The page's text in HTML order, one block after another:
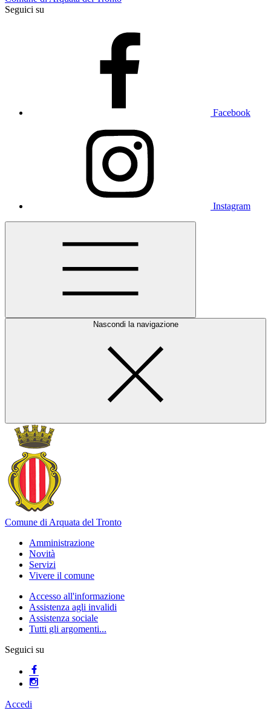
Seguici su
Facebook
Instagram
Nascondi la navigazione
Comune di Arquata del Tronto
Amministrazione
Novità
Servizi
Vivere il comune
Accesso all'informazione
Assistenza agli invalidi
Assistenza sociale
Tutti gli argomenti...
Seguici su
Accedi